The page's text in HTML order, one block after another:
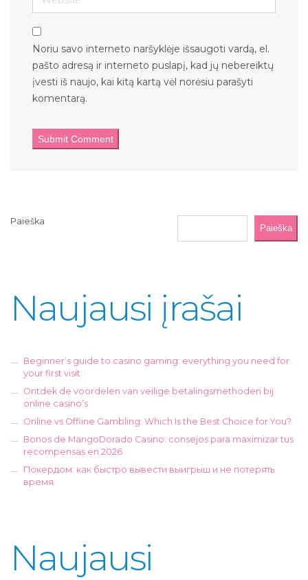
Noriu savo interneto naršyklėje išsaugoti vardą, el.
pašto adresą ir interneto puslapį, kad jų nebereiktų
įvesti iš naujo, kai kitą kartą vėl norėsiu parašyti
komentarą.
Paieška
Paieška
Naujausi įrašai
Beginner’s guide to casino gaming: everything you need for
your first visit
Ontdek de voordelen van veilige betalingsmethoden bij
online casino’s
Online vs Offline Gambling: Which Is the Best Choice for You?
Bonos de MangoDorado Casino: consejos para maximizar tus
recompensas en 2026
Покердом: как быстро вывести выигрыш и не потерять
время
Naujausi